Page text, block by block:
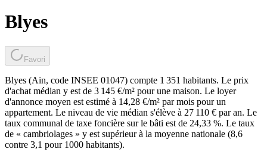
Blyes
Favori
Blyes (Ain, code INSEE 01047) compte 1 351 habitants. Le prix
d'achat médian y est de 3 145 €/m² pour une maison. Le loyer
d'annonce moyen est estimé à 14,28 €/m² par mois pour un
appartement. Le niveau de vie médian s'élève à 27 110 € par an. Le
taux communal de taxe foncière sur le bâti est de 24,33 %. Le taux
de « cambriolages » y est supérieur à la moyenne nationale (8,6
contre 3,1 pour 1000 habitants).